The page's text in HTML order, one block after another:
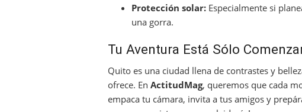
Protección solar: Especialmente si
una gorra.
Tu Aventura Está Sólo
Quito es una ciudad llena de contrastes y
ofrece. En ActitudMag, queremos que cada
empaca tu cámara, invita a tus amigos y